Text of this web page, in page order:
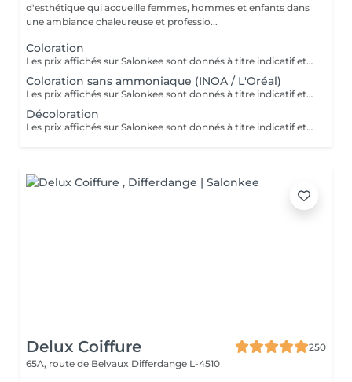
d'esthétique qui accueille femmes, hommes et enfants dans
une ambiance chaleureuse et professio...
Coloration
Les prix affichés sur Salonkee sont donnés à titre indicatif et représentent les tarifs de base. Ceux-ci peuvent varier en fonction du diagnostic effectué lors de votre arrivée au salon et de l'expertise du professionnel à qui vous confiez vos soins de beauté. Dans tout les cas, un devis détaillé vous sera proposé et toute prestation sera réalisée avec votre accord.
Coloration sans ammoniaque (INOA / L'Oréal)
Les prix affichés sur Salonkee sont donnés à titre indicatif et représentent les tarifs de base. Ceux-ci peuvent varier en fonction du diagnostic effectué lors de votre arrivée au salon et de l'expertise du professionnel à qui vous confiez vos soins de beauté. Dans tout les cas, un devis détaillé vous sera proposé et toute prestation sera réalisée avec votre accord.
Décoloration
Les prix affichés sur Salonkee sont donnés à titre indicatif et représentent les tarifs de base. Ceux-ci peuvent varier en fonction du diagnostic effectué lors de votre arrivée au salon et de l'expertise du professionnel à qui vous confiez vos soins de beauté. Dans tout les cas, un devis détaillé vous sera proposé et toute prestation sera réalisée avec votre accord.
Delux Coiffure
250
65A, route de Belvaux Differdange L-4510